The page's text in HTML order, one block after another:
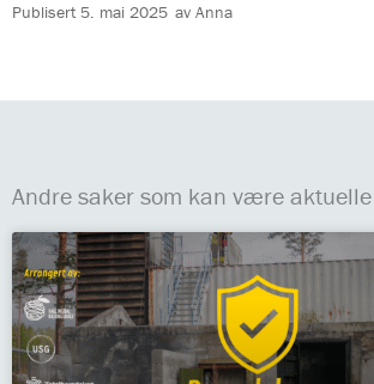
Publisert 5. mai 2025 av Anna
Andre saker som kan være aktuelle